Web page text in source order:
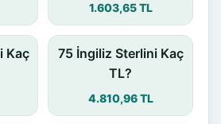
1.603,65 TL
Kaç
75 İngiliz Sterlini Kaç
TL?
4.810,96 TL